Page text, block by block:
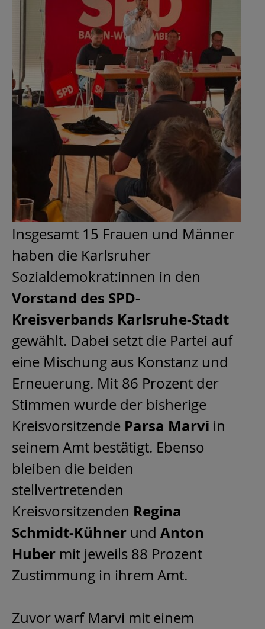
Insgesamt 15 Frauen und Männer
haben die Karlsruher
Sozialdemokrat:innen in den
Vorstand des SPD-
Kreisverbands Karlsruhe-Stadt
gewählt. Dabei setzt die Partei auf
eine Mischung aus Konstanz und
Erneuerung. Mit 86 Prozent der
Stimmen wurde der bisherige
Kreisvorsitzende Parsa Marvi in
seinem Amt bestätigt. Ebenso
bleiben die beiden
stellvertretenden
Kreisvorsitzenden Regina
Schmidt-Kühner und Anton
Huber mit jeweils 88 Prozent
Zustimmung in ihrem Amt.
Zuvor warf Marvi mit einem